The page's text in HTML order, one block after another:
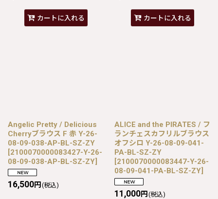
カートに入れる カートに入れる
Angelic Pretty / Delicious
Cherryブラウス F 赤 Y-26-
08-09-038-AP-BL-SZ-ZY
[2100070000083427-Y-26-
08-09-038-AP-BL-SZ-ZY]
16,500円 (税込)
ALICE and the PIRATES / フ
ランチェスカフリルブラウス
オフシロ Y-26-08-09-041-
PA-BL-SZ-ZY
[2100070000083447-Y-26-
08-09-041-PA-BL-SZ-ZY]
11,000円 (税込)